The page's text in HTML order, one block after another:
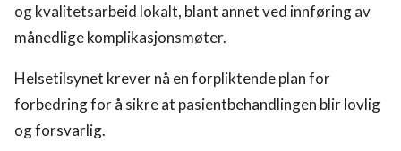
og kvalitetsarbeid lokalt, blant annet ved innføring av
månedlige komplikasjonsmøter.
Helsetilsynet krever nå en forpliktende plan for
forbedring for å sikre at pasientbehandlingen blir lovlig
og forsvarlig.